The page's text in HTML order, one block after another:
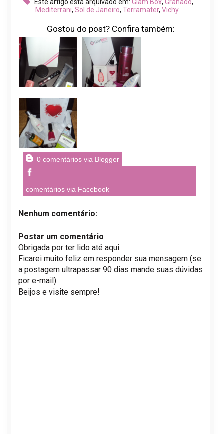
Mediterrani, Sol de Janeiro, Terramater, Vichy
Gostou do post? Confira também:
0 comentários via Blogger
comentários via Facebook
Nenhum comentário:
Postar um comentário
Obrigada por ter lido até aqui.
Ficarei muito feliz em responder sua mensagem (se
a postagem ultrapassar 90 dias mande suas dúvidas
por e-mail).
Beijos e visite sempre!